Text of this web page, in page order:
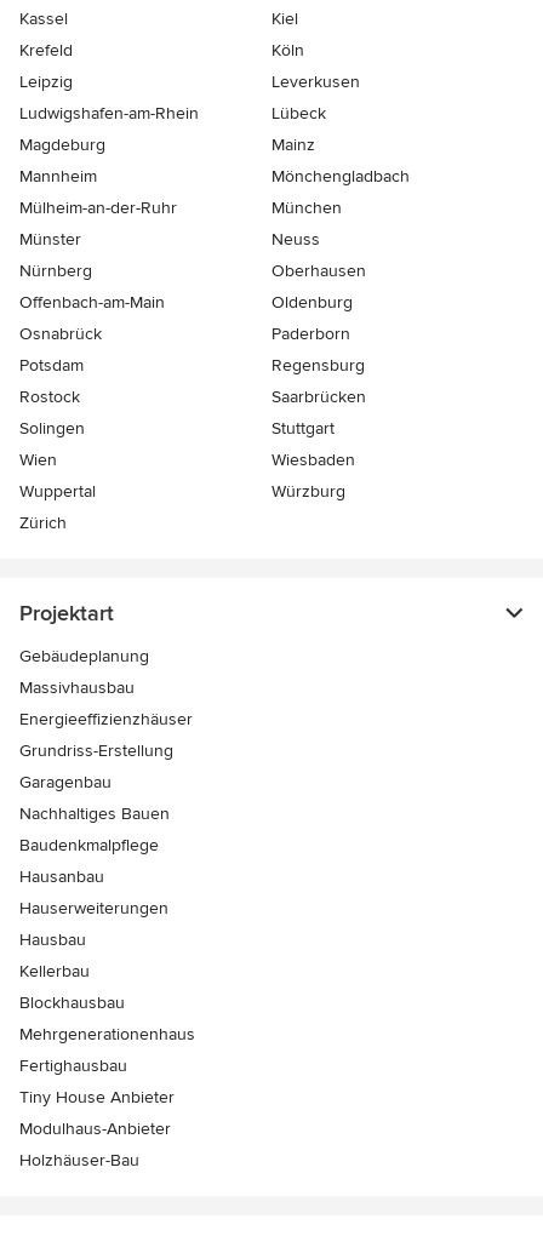
Kassel
Kiel
Krefeld
Köln
Leipzig
Leverkusen
Ludwigshafen-am-Rhein
Lübeck
Magdeburg
Mainz
Mannheim
Mönchen­gladbach
Mülheim-an-der-Ruhr
München
Münster
Neuss
Nürnberg
Oberhausen
Offenbach-am-Main
Oldenburg
Osnabrück
Paderborn
Potsdam
Regensburg
Rostock
Saarbrücken
Solingen
Stuttgart
Wien
Wiesbaden
Wuppertal
Würzburg
Zürich
Projektart
Gebäudeplanung
Massivhausbau
Energieeffizienzhäuser
Grundriss-Erstellung
Garagenbau
Nachhaltiges Bauen
Baudenkmalpflege
Hausanbau
Hauserweiterungen
Hausbau
Kellerbau
Blockhausbau
Mehrgenerationenhaus
Fertighausbau
Tiny House Anbieter
Modulhaus-Anbieter
Holzhäuser-Bau